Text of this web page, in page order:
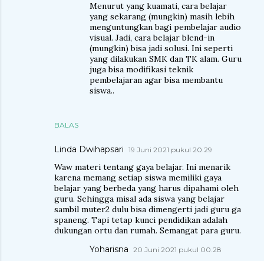
BALAS
Menurut yang kuamati, cara belajar
yang sekarang (mungkin) masih lebih
menguntungkan bagi pembelajar audio
visual. Jadi, cara belajar blend-in
(mungkin) bisa jadi solusi. Ini seperti
yang dilakukan SMK dan TK alam. Guru
juga bisa modifikasi teknik
pembelajaran agar bisa membantu
siswa..
Linda Dwihapsari 19 Juni 2021 pukul 20.29
Waw materi tentang gaya belajar. Ini menarik
karena memang setiap siswa memiliki gaya
belajar yang berbeda yang harus dipahami oleh
guru. Sehingga misal ada siswa yang belajar
sambil muter2 dulu bisa dimengerti jadi guru ga
spaneng. Tapi tetap kunci pendidikan adalah
dukungan ortu dan rumah. Semangat para guru.
Yoharisna 20 Juni 2021 pukul 00.28